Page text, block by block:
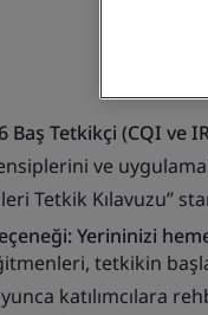
Baş Tetkikçi (CQI ve
ve
Tetkik Kılavuzu”
Yerininizi
tetkikin
katılımcılara